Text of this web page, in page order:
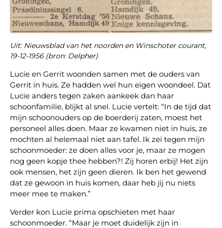
Uit: Nieuwsblad van het noorden en Winschoter courant,
19-12-1956 (bron: Delpher)
Lucie en Gerrit woonden samen met de ouders van
Gerrit in huis. Ze hadden wel hun eigen woondeel. Dat
Lucie anders tegen zaken aankeek dan haar
schoonfamilie, blijkt al snel. Lucie vertelt: “In de tijd dat
mijn schoonouders op de boerderij zaten, moest het
personeel alles doen. Maar ze kwamen niet in huis, ze
mochten al helemaal niet aan tafel. Ik zei tegen mijn
schoonmoeder: ze doen alles voor je, maar ze mogen
nog geen kopje thee hebben?! Zij horen erbij! Het zijn
ook mensen, het zijn geen dieren. Ik ben het gewend
dat ze gewoon in huis komen, daar heb jij nu niets
meer mee te maken.”
Verder kon Lucie prima opschieten met haar
schoonmoeder. “Maar je moet duidelijk zijn in